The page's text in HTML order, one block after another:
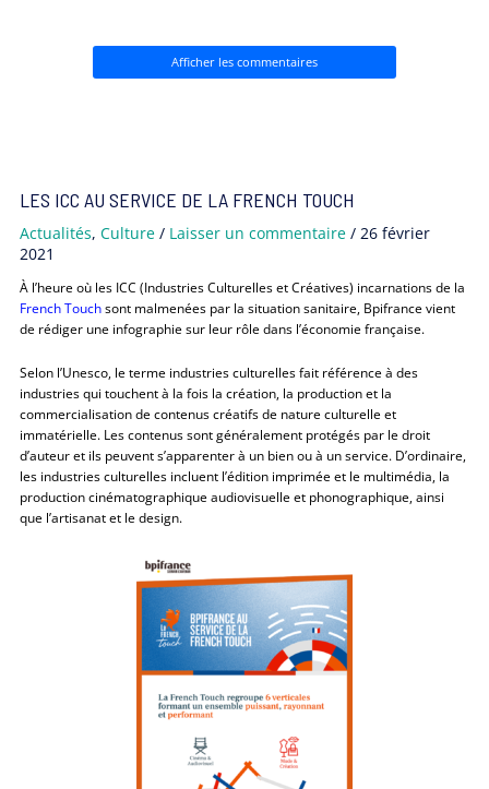
Afficher les commentaires
LES ICC AU SERVICE DE LA FRENCH TOUCH
Actualités,Culture / Laisser un commentaire /26 février
2021
À l’heure où les ICC (Industries Culturelles et Créatives) incarnations de la
French Touchsont malmenées par la situation sanitaire, Bpifrance vient
de rédiger une infographie sur leur rôle dans l’économie française.
Selon l’Unesco, le terme industries culturelles fait référence à des
industries qui touchent à la fois la création, la production et la
commercialisation de contenus créatifs de nature culturelle et
immatérielle. Les contenus sont généralement protégés par le droit
d’auteur et ils peuvent s’apparenter à un bien ou à un service. D’ordinaire,
les industries culturelles incluent l’édition imprimée et le multimédia, la
production cinématographique audiovisuelle et phonographique, ainsi
que l’artisanat et le design.